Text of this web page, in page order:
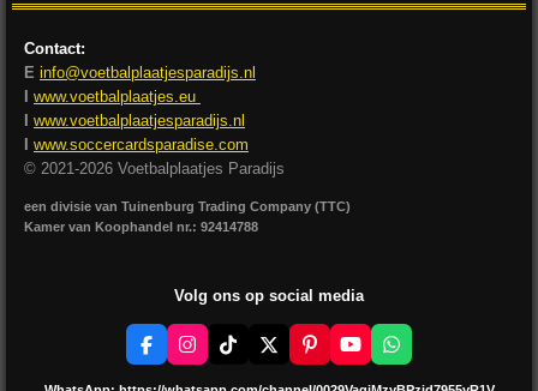
Contact:
E info@voetbalplaatjesparadijs.nl
www.voetbalplaatjes.eu
www.voetbalplaatjesparadijs.nl
www.soccercardsparadise.com
© 2021-2026 Voetbalplaatjes Paradijs
een divisie van Tuinenburg Trading Company (TTC)
Kamer van Koophandel nr.: 92414788
Volg ons op social media
F
a
c
I
n
s
T
k
X
P
i
n
Y
o
u
W
h
a